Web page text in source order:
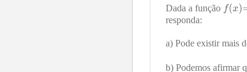
Dada a função
responda:
a) Pode existir mais
b) Podemos afirmar